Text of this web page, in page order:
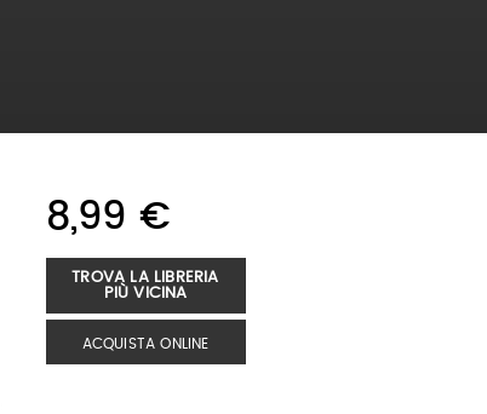
8,99 €
TROVA LA LIBRERIA
PIÙ VICINA
ACQUISTA ONLINE